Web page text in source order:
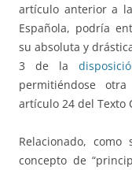
artículo anterior a
Española, podría
su absoluta y
3 de la
permitiéndose
artículo 24 del Texto
Relacionado,
concepto de